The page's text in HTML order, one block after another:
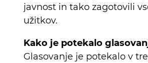
javnost in tako zagotovili
užitkov.
Kako je potekalo
Glasovanje je potekalo v